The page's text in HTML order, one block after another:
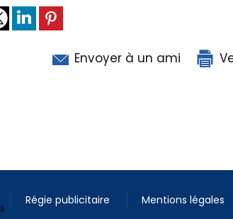
Envoyer à un ami
Régie publicitaire Mentions légales